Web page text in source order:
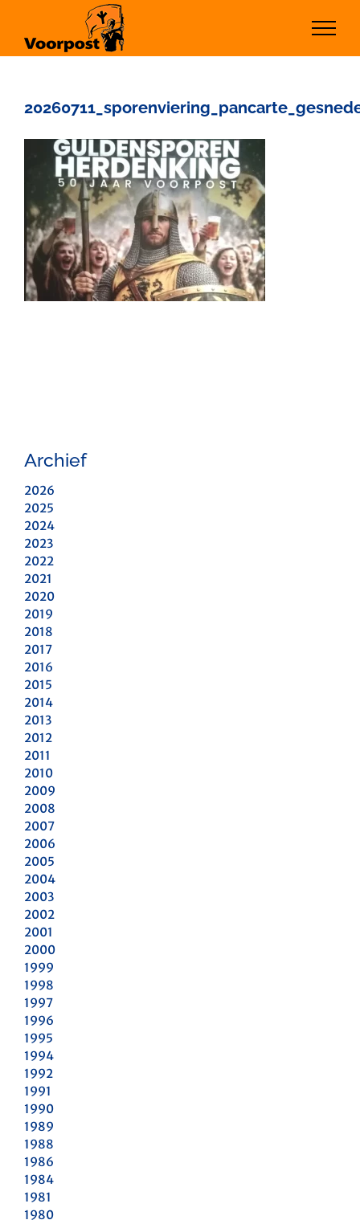
inhoud
Archief
2026
2025
2024
2023
2022
2021
2020
2019
2018
2017
2016
2015
2014
2013
2012
2011
2010
2009
2008
2007
2006
2005
2004
2003
2002
2001
2000
1999
1998
1997
1996
1995
1994
1992
1991
1990
1989
1988
1986
1984
1981
1980